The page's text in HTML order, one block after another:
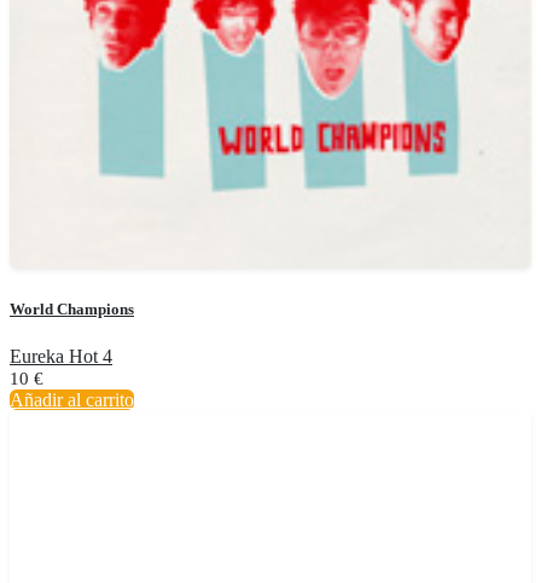
World Champions
Eureka Hot 4
10 €
Añadir al carrito